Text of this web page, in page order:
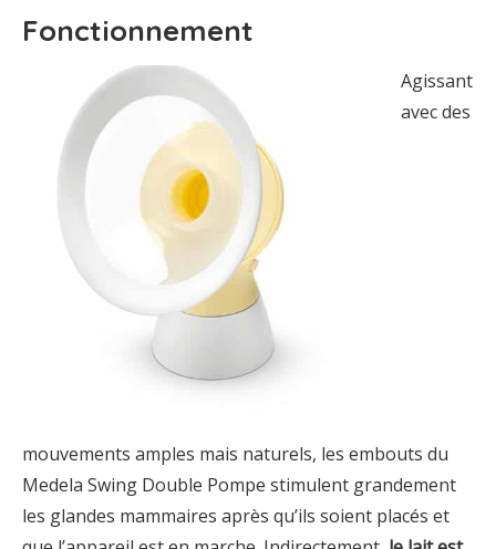
Fonctionnement
Agissant
avec des
mouvements amples mais naturels, les embouts du
Medela Swing Double Pompe stimulent grandement
les glandes mammaires après qu’ils soient placés et